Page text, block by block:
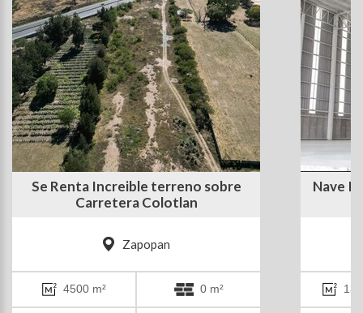
Se Renta Increible terreno sobre
Carretera Colotlan
Zapopan
4500 m² 0 m²
Nave